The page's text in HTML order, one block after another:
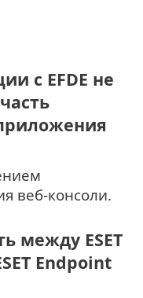
с EFDE не
веб-консоли.
между ESET
Endpoint